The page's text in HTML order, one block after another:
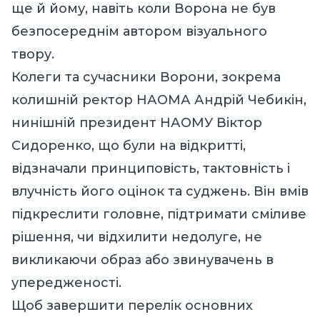
ще й йому, навіть коли Ворона не був
безпосереднім автором візуального
твору.
Колеги та сучасники Ворони, зокрема
колишній ректор НАОМА Андрій Чебикін,
нинішній президент НАОМУ Віктор
Сидоренко, що були на відкритті,
відзначали принциповість, тактовність і
влучність його оцінок та суджень. Він вмів
підкреслити головне, підтримати сміливе
рішення, чи відхилити недолуге, не
викликаючи образ або звинувачень в
упередженості.
Щоб завершити перелік основних